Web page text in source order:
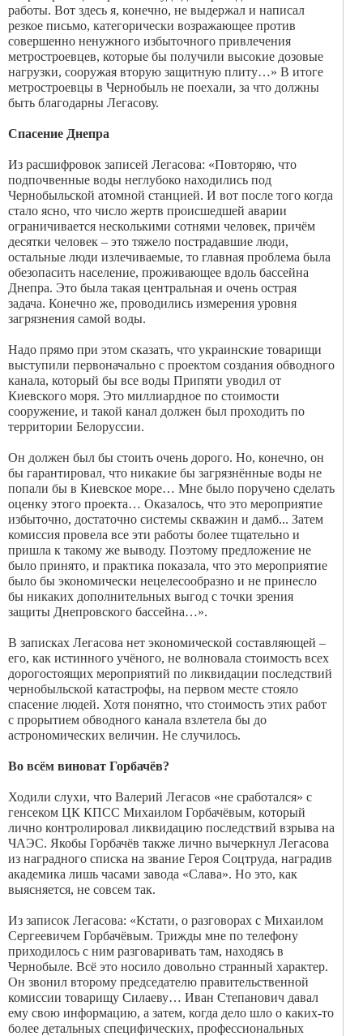
работы. Вот здесь я, конечно, не выдержал и написал
резкое письмо, категорически возражающее против
совершенно ненужного избыточного привлечения
метростроевцев, которые бы получили высокие дозовые
нагрузки, сооружая вторую защитную плиту…» В итоге
метростроевцы в Чернобыль не поехали, за что должны
быть благодарны Легасову.
Спасение Днепра
Из расшифровок записей Легасова: «Повторяю, что
подпоч­венные воды неглубоко находились под
Чернобыльской атомной станцией. И вот после того когда
стало ясно, что число жертв происшедшей аварии
ограничивается несколькими сотнями человек, причём
десятки человек – это тяжело пострадавшие люди,
остальные люди излечиваемые, то главная проблема была
обезопасить население, проживающее вдоль бассейна
Днепра. Это была такая центральная и очень острая
задача. Конечно же, проводились измерения уровня
загрязнения самой воды.
Надо прямо при этом сказать, что украинские товарищи
выступили первоначально с проектом создания обводного
канала, который бы все воды Припяти уводил от
Киевского моря. Это миллиардное по стоимости
сооружение, и такой канал должен был проходить по
территории Белоруссии.
Он должен был бы стоить очень дорого. Но, конечно, он
бы гарантировал, что никакие бы загрязнённые воды не
попали бы в Киевское море… Мне было поручено сделать
оценку этого проекта… Оказалось, что это мероприятие
избыточно, достаточно системы скважин и дамб... Затем
комиссия провела все эти работы более тщательно и
пришла к такому же выводу. Поэтому предложение не
было принято, и практика показала, что это мероприятие
было бы экономически нецелесообразно и не принесло
бы никаких дополнительных выгод с точки зрения
защиты Днепровского бассейна…».
В записках Легасова нет экономической составляющей –
его, как истинного учёного, не волновала стоимость всех
дорогостоящих мероприятий по ликвидации последствий
чернобыльской катастрофы, на первом месте стояло
спасение людей. Хотя понятно, что стоимость этих работ
с прорытием обводного канала взлетела бы до
астрономических величин. Не случилось.
Во всём виноват Горбачёв?
Ходили слухи, что Валерий Легасов «не сработался» с
генсеком ЦК КПСС Михаилом Горбачёвым, который
лично контролировал ликвидацию последствий взрыва на
ЧАЭС. Якобы Горбачёв также лично вычеркнул Легасова
из наградного списка на звание Героя Соцтруда, наградив
академика лишь часами завода «Слава». Но это, как
выясняется, не совсем так.
Из записок Легасова: «Кстати, о разговорах с Михаилом
Сергеевичем Горбачёвым. Трижды мне по телефону
приходилось с ним разговаривать там, находясь в
Чернобыле. Всё это носило довольно странный характер.
Он звонил второму председателю правительственной
комиссии товарищу Силаеву… Иван Степанович давал
ему свою информацию, а затем, когда дело шло о каких-то
более детальных специ­фических, профессиональных